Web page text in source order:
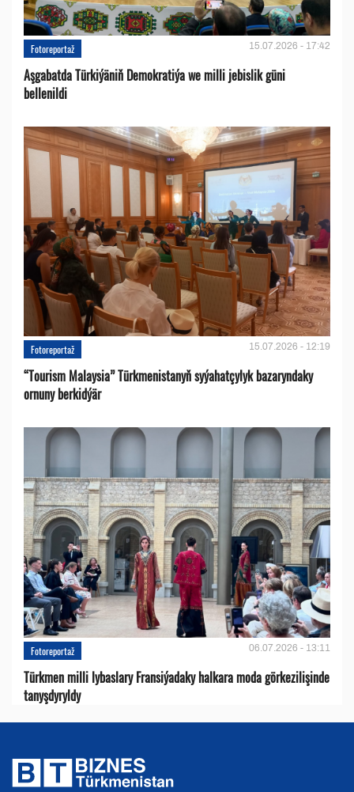
Fotoreportaž 15.07.2026 - 17:42
Aşgabatda Türkiýäniň Demokratiýa we milli jebislik güni
bellenildi
Fotoreportaž 15.07.2026 - 12:19
“Tourism Malaysia” Türkmenistanyň syýahatçylyk bazaryndaky
ornuny berkidýär
Fotoreportaž 06.07.2026 - 13:11
Türkmen milli lybaslary Fransiýadaky halkara moda görkezilişinde
tanyşdyryldy